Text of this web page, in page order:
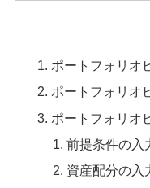
ポートフォリオ
ポートフォリオ
ポートフォリオ
前提条件の入
資産配分の入